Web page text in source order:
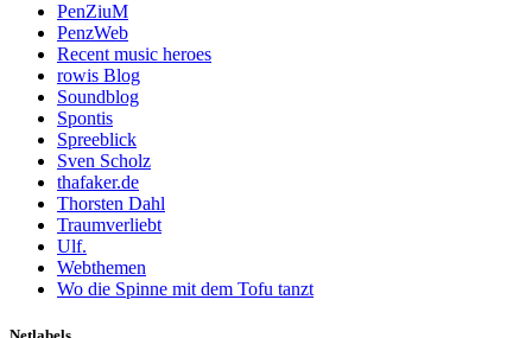
PenZiuM
PenzWeb
Recent music heroes
rowis Blog
Soundblog
Spontis
Spreeblick
Sven Scholz
thafaker.de
Thorsten Dahl
Traumverliebt
Ulf.
Webthemen
Wo die Spinne mit dem Tofu tanzt